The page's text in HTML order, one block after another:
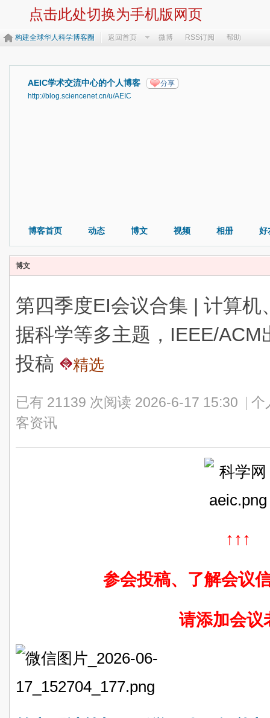
点击此处切换为手机版网页
构建全球华人科学博客圈 返回首页 微博 RSS订阅 帮助
AEIC学术交流中心的个人博客 分享
http://blog.sciencenet.cn/u/AEIC
博客首页 动态 博文 视频 相册 好
博文
第四季度EI会议合集 | 计算
据科学等多主题，IEEE/
投稿
精选
已有 21139 次阅读 2026-6-17 15:30
个
客资讯
↑↑↑
参会投稿、了解会议
请添加会议